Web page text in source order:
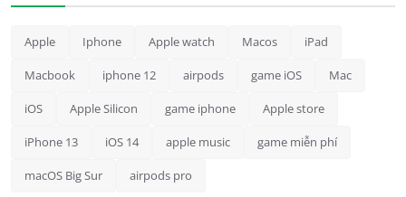
Apple Iphone Apple watch Macos iPad
Macbook iphone 12 airpods game iOS Mac
iOS Apple Silicon game iphone Apple store
iPhone 13 iOS 14 apple music game miễn phí
macOS Big Sur airpods pro